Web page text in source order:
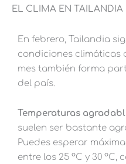
EL CLIMA EN TAILANDIA
En febrero, Tailandia
condiciones climáticas
mes también forma
del país.
Temperaturas
suelen ser bastante
Puedes esperar
entre los 25 °C y 30 °C,